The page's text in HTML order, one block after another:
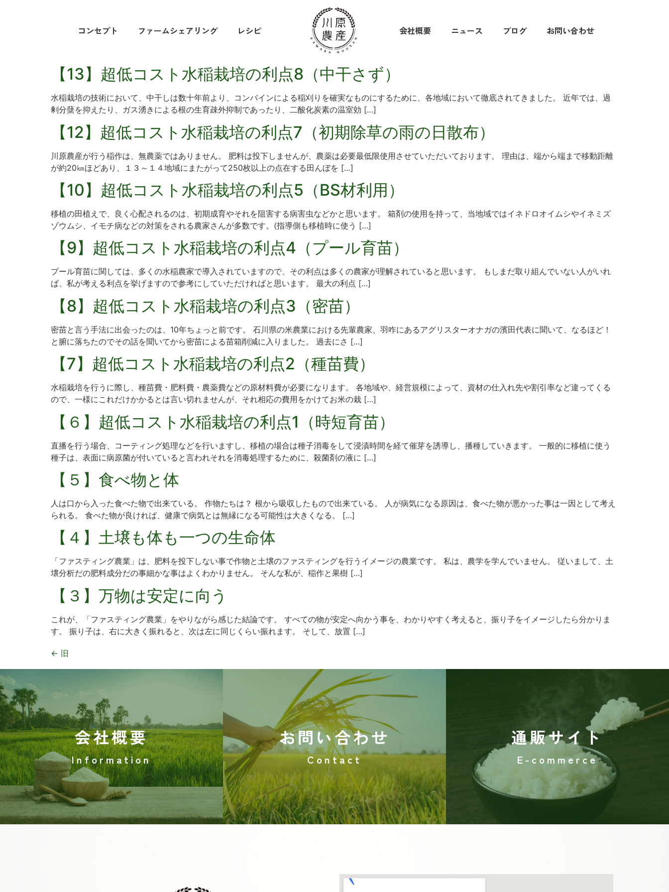
コンセプト ファームシェアリング レシピ 会社概要 ニュース ブログ お問い合わせ
【13】超低コスト水稲栽培の利点8（中干さず）
水稲栽培の技術において、中干しは数十年前より、コンバインによる稲刈りを確実なものにするために、各地域において徹底されてきました。 近年では、過
剰分蘖を抑えたり、ガス湧きによる根の生育疎外抑制であったり、二酸化炭素の温室効 […]
【12】超低コスト水稲栽培の利点7（初期除草の雨の日散布）
川原農産が行う稲作は、無農薬ではありません。 肥料は投下しませんが、農薬は必要最低限使用させていただいております。 理由は、端から端まで移動距離
が約20㎞ほどあり、１３～１４地域にまたがって250枚以上の点在する田んぼを […]
【10】超低コスト水稲栽培の利点5（BS材利用）
移植の田植えで、良く心配されるのは、初期成育やそれを阻害する病害虫などかと思います。 箱剤の使用を持って、当地域ではイネドロオイムシやイネミズ
ゾウムシ、イモチ病などの対策をされる農家さんが多数です。(指導側も移植時に使う […]
【9】超低コスト水稲栽培の利点4（プール育苗）
プール育苗に関しては、多くの水稲農家で導入されていますので、その利点は多くの農家が理解されていると思います。 もしまだ取り組んでいない人がいれ
ば、私が考える利点を挙げますので参考にしていただければと思います。 最大の利点 […]
【8】超低コスト水稲栽培の利点3（密苗）
密苗と言う手法に出会ったのは、10年ちょっと前です。 石川県の米農業における先輩農家、羽咋にあるアグリスターオナガの濱田代表に聞いて、なるほど！
と腑に落ちたのでその話を聞いてから密苗による苗箱削減に入りました。 過去にさ […]
【7】超低コスト水稲栽培の利点2（種苗費）
水稲栽培を行うに際し、種苗費・肥料費・農薬費などの原材料費が必要になります。 各地域や、経営規模によって、資材の仕入れ先や割引率など違ってくる
ので、一様にこれだけかかるとは言い切れませんが、それ相応の費用をかけてお米の栽 […]
【６】超低コスト水稲栽培の利点1（時短育苗）
直播を行う場合、コーティング処理などを行いますし、移植の場合は種子消毒をして浸漬時間を経て催芽を誘導し、播種していきます。 一般的に移植に使う
種子は、表面に病原菌が付いていると言われそれを消毒処理するために、殺菌剤の液に […]
【５】食べ物と体
人は口から入った食べた物で出来ている。 作物たちは？ 根から吸収したもので出来ている。 人が病気になる原因は、食べた物が悪かった事は一因として考え
られる。 食べた物が良ければ、健康で病気とは無縁になる可能性は大きくなる。 […]
【４】土壌も体も一つの生命体
「ファスティング農業」は、肥料を投下しない事で作物と土壌のファスティングを行うイメージの農業です。 私は、農学を学んでいません。 従いまして、土
壌分析だの肥料成分だの事細かな事はよくわかりません。 そんな私が、稲作と果樹 […]
【３】万物は安定に向う
これが、「ファスティング農業」をやりながら感じた結論です。 すべての物が安定へ向かう事を、わかりやすく考えると、振り子をイメージしたら分かりま
す。 振り子は、右に大きく振れると、次は左に同じくらい振れます。 そして、放置 […]
← 旧
会社概要
Information
お問い合わせ
Contact
通販サイト
E-commerce